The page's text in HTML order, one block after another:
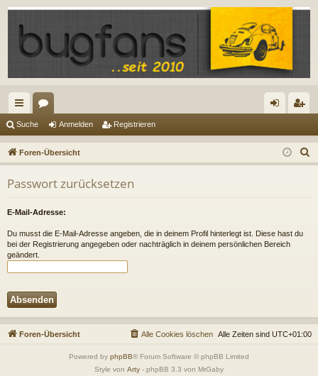
ch
ne
llz
ug
riff
en m
el
ist
rie
Suche Anmelden Registrieren
Foren-Übersicht
u
Passwort zurücksetzen
E-Mail-Adresse:
Du musst die E-Mail-Adresse angeben, die in deinem Profil hinterlegt ist. Diese hast du
bei der Registrierung angegeben oder nachträglich in deinem persönlichen Bereich
geändert.
Foren-Übersicht Alle Zeiten sind UTC+01:00
Alle Cookies löschen
Powered by phpBB® Forum Software © phpBB Limited
Style von Arty - phpBB 3.3 von MrGaby